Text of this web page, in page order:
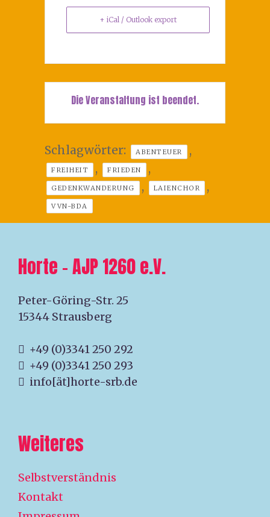
+ iCal / Outlook export
Die Veranstaltung ist beendet.
Schlagwörter: ABENTEUER ,
FREIHEIT , FRIEDEN ,
GEDENKWANDERUNG , LAIENCHOR ,
VVN-BDA
Horte – AJP 1260 e.V.
Peter-Göring-Str. 25
15344 Strausberg
+49 (0)3341 250 292
+49 (0)3341 250 293
info[ät]horte-srb.de
Weiteres
Selbstverständnis
Kontakt